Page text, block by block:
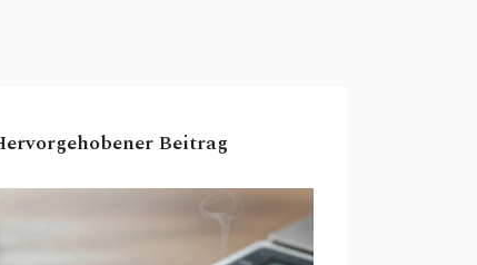
Beitrag